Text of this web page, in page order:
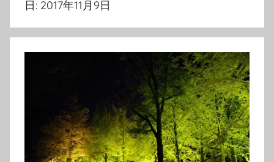
日: 2017年11月9日